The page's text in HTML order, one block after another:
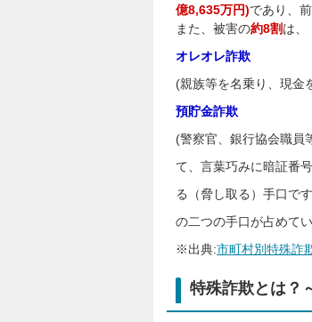
億8,635万円)であり、
また、被害の約8割は、
オレオレ詐欺
(親族等を名乗り、現金
預貯金詐欺
(警察官、銀行協会職員
て、言葉巧みに暗証番
る（脅し取る）手口で
の二つの手口が占めてい
※出典:市町村別特殊詐
特殊詐欺とは？